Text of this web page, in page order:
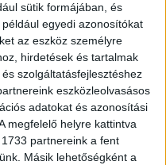
sütik formájában, és
egyedi azonosítókat
az eszköz személyre
hirdetések és tartalmak
szolgáltatásfejlesztéshez
eszközleolvasásos
adatokat és azonosítási
megfelelő helyre kattintva
partnereink a fent
Másik lehetőségként a
nyugdíjban,
nyugdíj, árvaellátás,
nyugdíj, özvegyi